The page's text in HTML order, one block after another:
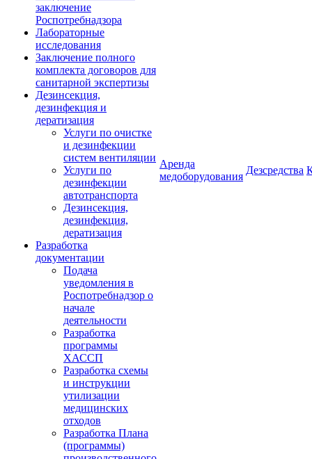
заключение
Роспотребнадзора
Лабораторные
исследования
Заключение полного
комплекта договоров для
санитарной экспертизы
Дезинсекция,
дезинфекция и
дератизация
Услуги по очистке
и дезинфекции
систем вентиляции
Услуги по
дезинфекции
автотранспорта
Дезинсекция,
дезинфекция,
дератизация
Разработка
документации
Подача
уведомления в
Роспотребнадзор о
начале
деятельности
Разработка
программы
ХАССП
Разработка схемы
и инструкции
утилизации
медицинских
отходов
Разработка Плана
(программы)
Аренда
медоборудования
Дезсредства